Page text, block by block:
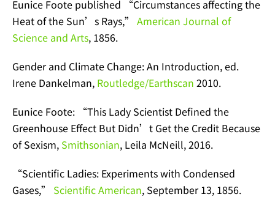
Eunice Foote published “Circumstances affecting the
Heat of the Sun’s Rays,” American Journal of
Science and Arts, 1856.
Gender and Climate Change: An Introduction, ed.
Irene Dankelman, Routledge/Earthscan 2010.
Eunice Foote: “This Lady Scientist Defined the
Greenhouse Effect But Didn’t Get the Credit Because
of Sexism, Smithsonian, Leila McNeill, 2016.
“Scientific Ladies: Experiments with Condensed
Gases,” Scientific American, September 13, 1856.